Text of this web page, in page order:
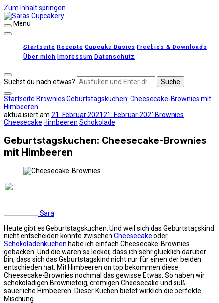
Zum Inhalt springen
Menü
Startseite Rezepte Cupcake Basics Freebies & Downloads
Über mich Impressum Datenschutz
Suchst du nach etwas?
Startseite Brownies Geburtstagskuchen: Cheesecake-Brownies mit
Himbeeren
aktualisiert am 21. Februar 202121. Februar 2021 Brownies
Cheesecake Himbeeren Schokolade
Geburtstagskuchen: Cheesecake-Brownies
mit Himbeeren
Sara
Heute gibt es Geburtstagskuchen. Und weil sich das Geburtstagskind
nicht entscheiden konnte zwischen Cheesecake oder
Schokoladenkuchen habe ich einfach Cheesecake-Brownies
gebacken. Und die waren so lecker, dass ich sehr glücklich darüber
bin, dass sich das Geburtstagskind nicht nur für einen der beiden
entschieden hat. Mit Himbeeren on top bekommen diese
Cheesecake-Brownies nochmal das gewisse Etwas. So haben wir
schokoladigen Brownieteig, cremigen Cheesecake und süß-
säuerliche Himbeeren. Dieser Kuchen bietet wirklich die perfekte
Mischung.